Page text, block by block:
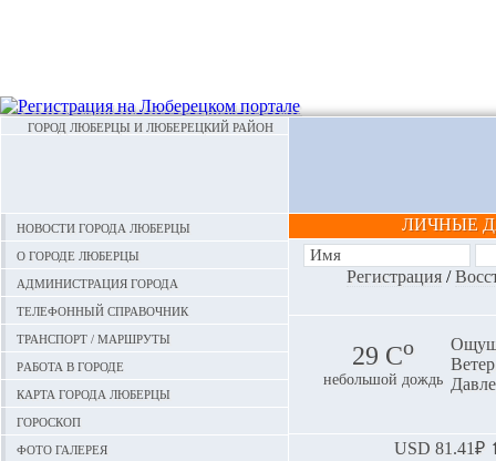
ГОРОД ЛЮБЕРЦЫ И ЛЮБЕРЕЦКИЙ РАЙОН
Новости города Люберцы
О городе Люберцы
Администрация города
Телефонный справочник
Транспорт / маршруты
Работа в городе
Карта города Люберцы
Гороскоп
Фото галерея
ЛИЧНЫЕ
Регистрация/
29 Сo
небольшой дождь
USD 81.41₽